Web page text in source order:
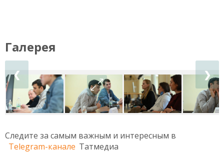
Галерея
❮ ❯
Следите за самым важным и интересным в
Telegram-канале Татмедиа